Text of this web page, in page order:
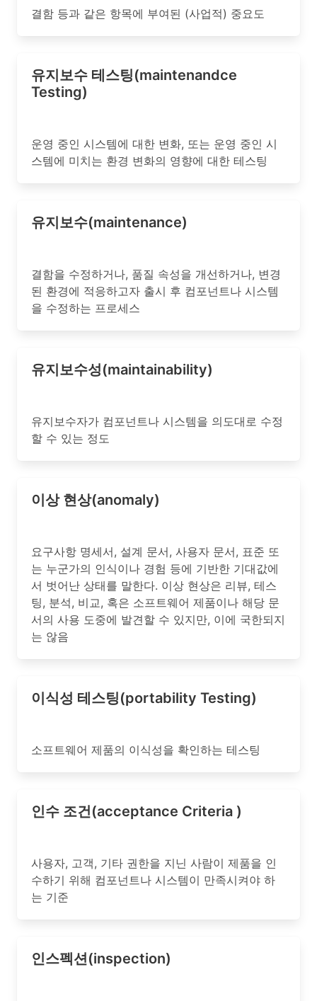
결함 등과 같은 항목에 부여된 (사업적) 중요도
유지보수 테스팅(maintenandce
Testing)
운영 중인 시스템에 대한 변화, 또는 운영 중인 시
스템에 미치는 환경 변화의 영향에 대한 테스팅
유지보수(maintenance)
결함을 수정하거나, 품질 속성을 개선하거나, 변경
된 환경에 적응하고자 출시 후 컴포넌트나 시스템
을 수정하는 프로세스
유지보수성(maintainability)
유지보수자가 컴포넌트나 시스템을 의도대로 수정
할 수 있는 정도
이상 현상(anomaly)
요구사항 명세서, 설계 문서, 사용자 문서, 표준 또
는 누군가의 인식이나 경험 등에 기반한 기대값에
서 벗어난 상태를 말한다. 이상 현상은 리뷰, 테스
팅, 분석, 비교, 혹은 소프트웨어 제품이나 해당 문
서의 사용 도중에 발견할 수 있지만, 이에 국한되지
는 않음
이식성 테스팅(portability Testing)
소프트웨어 제품의 이식성을 확인하는 테스팅
인수 조건(acceptance Criteria )
사용자, 고객, 기타 권한을 지닌 사람이 제품을 인
수하기 위해 컴포넌트나 시스템이 만족시켜야 하
는 기준
인스펙션(inspection)